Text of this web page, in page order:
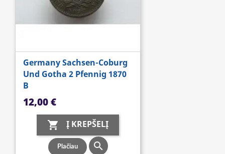
Germany Sachsen-Coburg
Und Gotha 2 Pfennig 1870
B
Kaina
12,00 €
 Į KREPŠELĮ
Plačiau 